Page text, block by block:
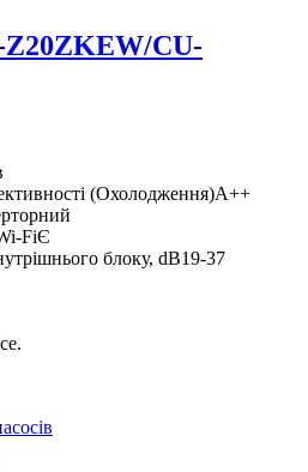
Z20ZKEW/CU-
(Охолодження)A++
FiЄ
блоку, dB19-37